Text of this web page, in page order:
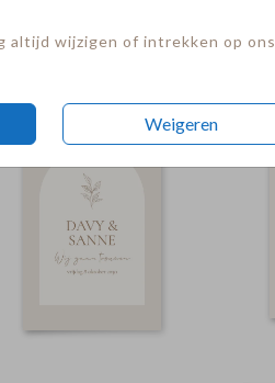
altijd wijzigen of intrekken op ons
Weigeren